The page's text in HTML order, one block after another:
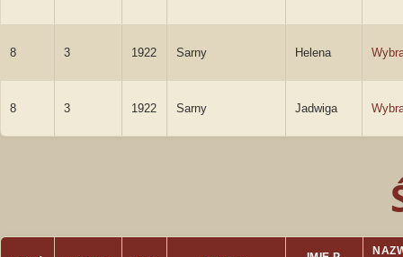
8 3 1922 Sarny Helena
8 3 1922 Sarny Jadwiga